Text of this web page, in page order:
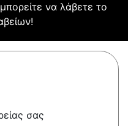
να λάβετε το
σας